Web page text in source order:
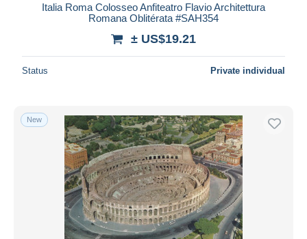
Italia Roma Colosseo Anfiteatro Flavio Architettura
Romana Oblitérata #SAH354
± US$19.21
Status Private individual
New